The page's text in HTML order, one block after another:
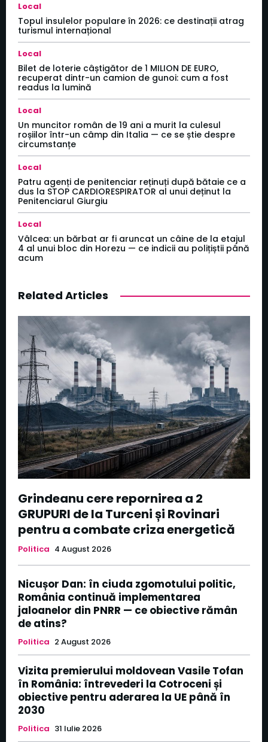
Local
Topul insulelor populare în 2026: ce destinații atrag
turismul internațional
Local
Bilet de loterie câștigător de 1 MILION DE EURO,
recuperat dintr-un camion de gunoi: cum a fost
readus la lumină
Local
Un muncitor român de 19 ani a murit la culesul
roșiilor într-un câmp din Italia — ce se știe despre
circumstanțe
Local
Patru agenți de penitenciar reținuți după bătaie ce a
dus la STOP CARDIORESPIRATOR al unui deținut la
Penitenciarul Giurgiu
Local
Vâlcea: un bărbat ar fi aruncat un câine de la etajul
4 al unui bloc din Horezu — ce indicii au polițiștii până
acum
Related Articles
Grindeanu cere repornirea a 2
GRUPURI de la Turceni și Rovinari
pentru a combate criza energetică
Politica 4 August 2026
Nicușor Dan: în ciuda zgomotului politic,
România continuă implementarea
jaloanelor din PNRR — ce obiective rămân
de atins?
Politica 2 August 2026
Vizita premierului moldovean Vasile Tofan
în România: întrevederi la Cotroceni și
obiective pentru aderarea la UE până în
2030
Politica 31 Iulie 2026